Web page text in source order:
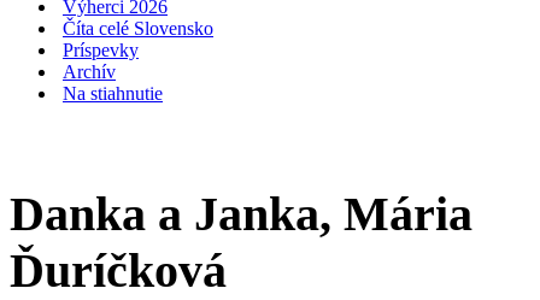
Výherci 2026
Číta celé Slovensko
Príspevky
Archív
Na stiahnutie
Danka a Janka, Mária
Ďuríčková